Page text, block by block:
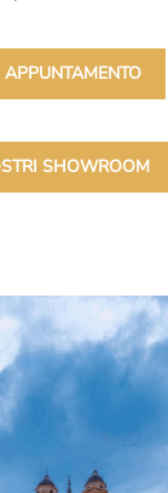
SHOWROOM